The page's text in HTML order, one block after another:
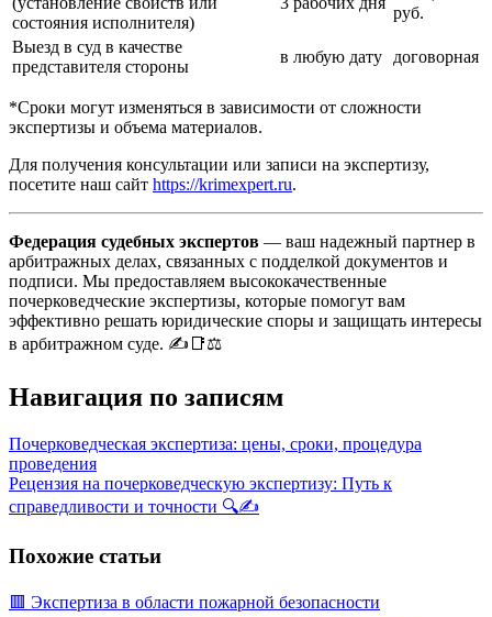
состояния исполнителя)
руб.
Выезд в суд в качестве
представителя стороны
в любую дату договорная
*Сроки могут изменяться в зависимости от сложности
экспертизы и объема материалов.
Для получения консультации или записи на экспертизу,
посетите наш сайт https://krimexpert.ru.
Федерация судебных экспертов — ваш надежный партнер в
арбитражных делах, связанных с подделкой документов и
подписи. Мы предоставляем высококачественные
почерковедческие экспертизы, которые помогут вам
эффективно решать юридические споры и защищать интересы
в арбитражном суде. ✍️📑⚖️
Навигация по записям
Почерковедческая экспертиза: цены, сроки, процедура
проведения
Рецензия на почерковедческую экспертизу: Путь к
справедливости и точности 🔍✍️
Похожие статьи
🟥 Экспертиза в области пожарной безопасности